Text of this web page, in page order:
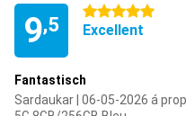
9,5
5 étoiles
Excellent
Fantastisch
Sardaukar | 06-05-2026 á